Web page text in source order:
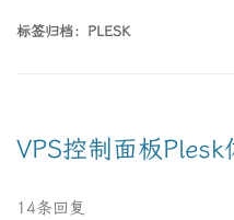
标签归档： PLESK
VPS控制面板Plesk
14条回复